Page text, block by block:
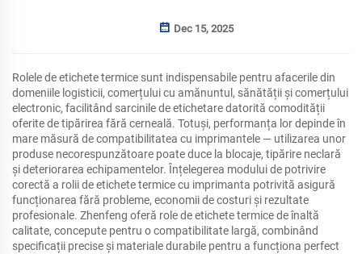
Dec 15, 2025
Rolele de etichete termice sunt indispensabile pentru afacerile din
domeniile logisticii, comerțului cu amănuntul, sănătății și comerțului
electronic, facilitând sarcinile de etichetare datorită comodității
oferite de tipărirea fără cerneală. Totuși, performanța lor depinde în
mare măsură de compatibilitatea cu imprimantele — utilizarea unor
produse necorespunzătoare poate duce la blocaje, tipărire neclară
și deteriorarea echipamentelor. Înțelegerea modului de potrivire
corectă a rolii de etichete termice cu imprimanta potrivită asigură
funcționarea fără probleme, economii de costuri și rezultate
profesionale. Zhenfeng oferă role de etichete termice de înaltă
calitate, concepute pentru o compatibilitate largă, combinând
specificații precise și materiale durabile pentru a funcționa perfect